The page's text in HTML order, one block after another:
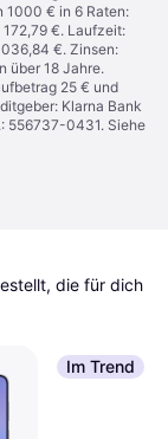
1000 € in 6 Raten:
€. Laufzeit:
€. Zinsen:
über 18 Jahre.
25 € und
Klarna Bank
556737-0431. Siehe
die für dich
Im Trend